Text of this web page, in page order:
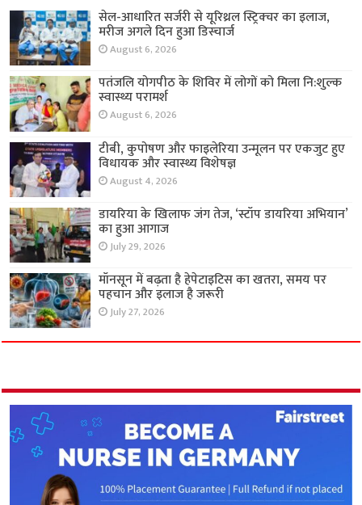
सेल-आधारित सर्जरी से यूरिथ्रल स्ट्रिक्चर का इलाज,
मरीज अगले दिन हुआ डिस्चार्ज
August 6, 2026
पतंजलि योगपीठ के शिविर में लोगों को मिला नि:शुल्क
स्वास्थ्य परामर्श
August 6, 2026
टीबी, कुपोषण और फाइलेरिया उन्मूलन पर एकजुट हुए
विधायक और स्वास्थ्य विशेषज्ञ
August 4, 2026
डायरिया के खिलाफ जंग तेज, ‘स्टॉप डायरिया अभियान’
का हुआ आगाज
July 29, 2026
मॉनसून में बढ़ता है हेपेटाइटिस का खतरा, समय पर
पहचान और इलाज है जरूरी
July 27, 2026